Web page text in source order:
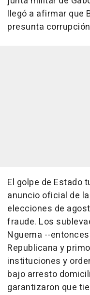
llegó a afirmar que
presunta
El golpe de Estado
anuncio oficial de
elecciones de
fraude. Los
Nguema --
Republicana y
instituciones y
bajo arresto
garantizaron que